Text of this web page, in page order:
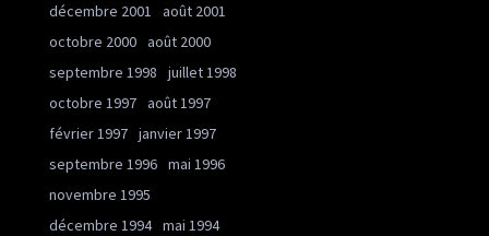
décembre 2001
août 2001
octobre 2000 août 2000
septembre 1998
juillet 1998
octobre 1997 août 1997
février 1997 janvier 1997
septembre 1996 mai 1996
novembre 1995
décembre 1994 mai 1994